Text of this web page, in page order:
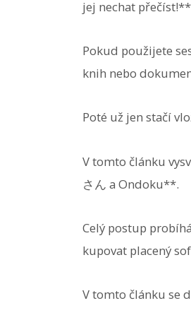
jej nechat přečíst!**
Pokud použijete
knih nebo
Poté už jen stačí
V tomto článku
さん a Ondoku**.
Celý postup
kupovat placený
V tomto článku se